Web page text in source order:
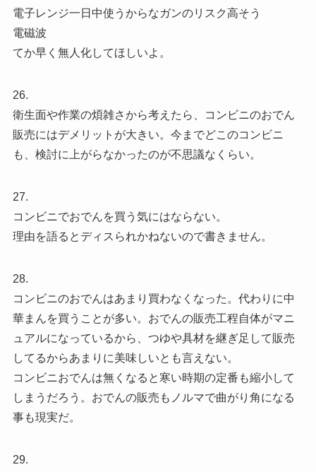
電子レンジ一日中使うからなガンのリスク高そう
電磁波
てか早く無人化してほしいよ。
26.
衛生面や作業の煩雑さから考えたら、コンビニのおでん
販売にはデメリットが大きい。今までどこのコンビニ
も、検討に上がらなかったのが不思議なくらい。
27.
コンビニでおでんを買う気にはならない。
理由を語るとディスられかねないので書きません。
28.
コンビニのおでんはあまり買わなくなった。代わりに中
華まんを買うことが多い。おでんの販売工程自体がマニ
ュアルになっているから、つゆや具材を継ぎ足して販売
してるからあまりに美味しいとも言えない。
コンビニおでんは無くなると寒い時期の定番も縮小して
しまうだろう。おでんの販売もノルマで曲がり角になる
事も現実だ。
29.